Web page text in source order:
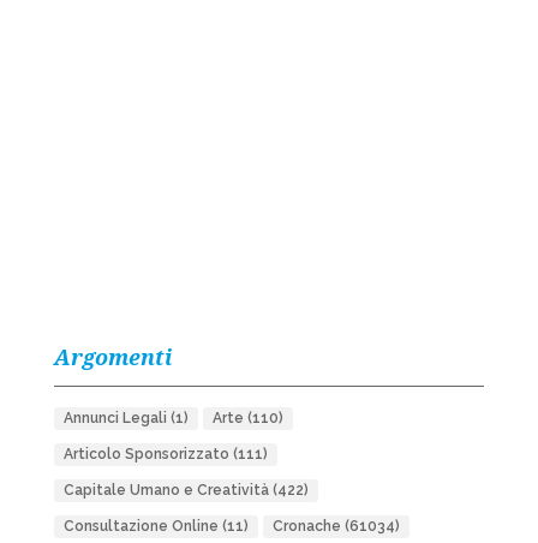
Argomenti
Annunci Legali (1) Arte (110)
Articolo Sponsorizzato (111)
Capitale Umano e Creatività(422)
Consultazione Online (11) Cronache (61034)